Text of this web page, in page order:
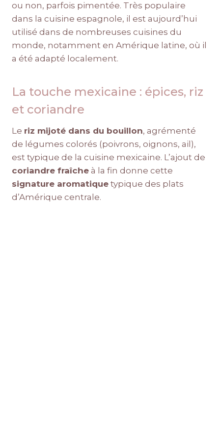
ou non, parfois pimentée. Très populaire
dans la cuisine espagnole, il est aujourd’hui
utilisé dans de nombreuses cuisines du
monde, notamment en Amérique latine, où il
a été adapté localement.
La touche mexicaine : épices, riz
et coriandre
Le riz mijoté dans du bouillon, agrémenté
de légumes colorés (poivrons, oignons, ail),
est typique de la cuisine mexicaine. L’ajout de
coriandre fraîche à la fin donne cette
signature aromatique typique des plats
d’Amérique centrale.